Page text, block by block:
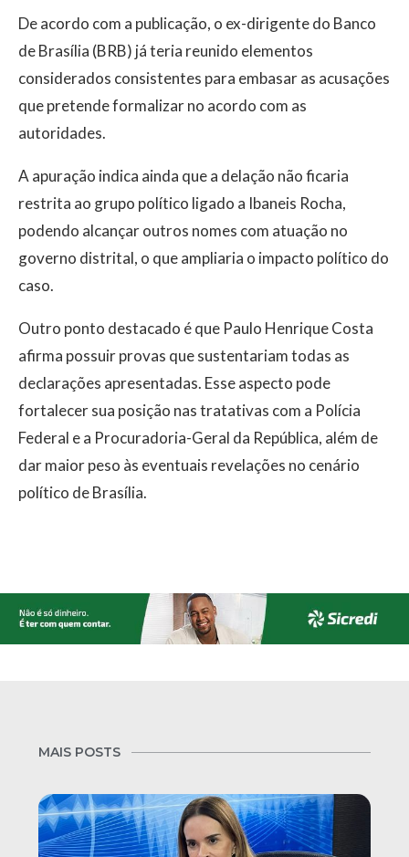
De acordo com a publicação, o ex-dirigente do Banco
de Brasília (BRB) já teria reunido elementos
considerados consistentes para embasar as acusações
que pretende formalizar no acordo com as
autoridades.
A apuração indica ainda que a delação não ficaria
restrita ao grupo político ligado a Ibaneis Rocha,
podendo alcançar outros nomes com atuação no
governo distrital, o que ampliaria o impacto político do
caso.
Outro ponto destacado é que Paulo Henrique Costa
afirma possuir provas que sustentariam todas as
declarações apresentadas. Esse aspecto pode
fortalecer sua posição nas tratativas com a Polícia
Federal e a Procuradoria-Geral da República, além de
dar maior peso às eventuais revelações no cenário
político de Brasília.
MAIS POSTS